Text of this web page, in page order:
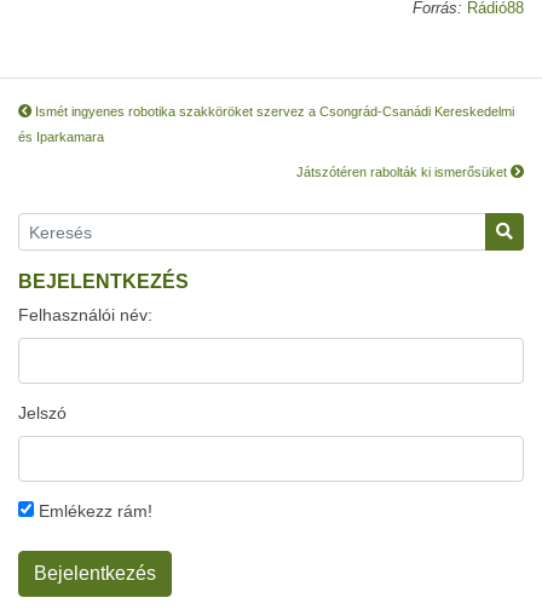
Forrás: Rádió88
Ismét ingyenes robotika szakköröket szervez a Csongrád-Csanádi Kereskedelmi
és Iparkamara
Játszótéren rabolták ki ismerősüket
BEJELENTKEZÉS
Felhasználói név:
Jelszó
Emlékezz rám!